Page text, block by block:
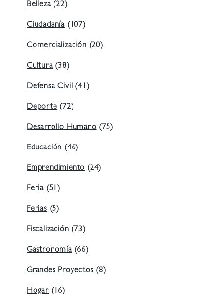
Belleza(22)
Ciudadanía (107)
Comercialización (20)
Cultura(38)
Defensa Civil (41)
Deporte (72)
Desarrollo Humano (75)
Educación (46)
Emprendimiento (24)
Feria (51)
Ferias (5)
Fiscalización (73)
Gastronomía(66)
Grandes Proyectos (8)
Hogar (16)